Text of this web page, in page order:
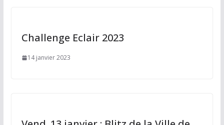
Challenge Eclair 2023
14 janvier 2023